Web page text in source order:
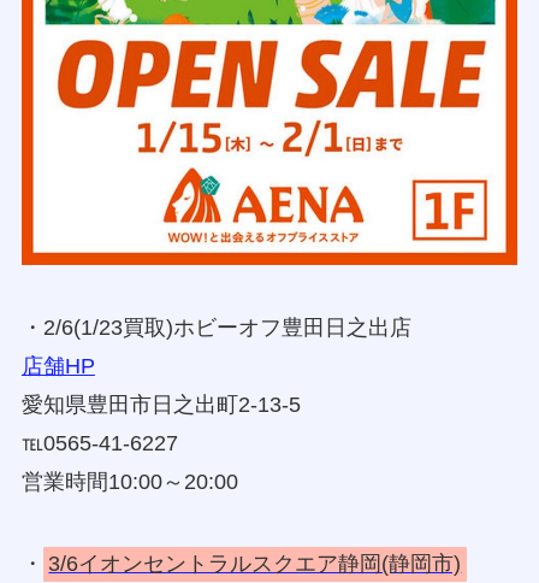
・2/6(1/23買取)ホビーオフ豊田日之出店
店舗HP
愛知県豊田市日之出町2-13-5
℡0565-41-6227
営業時間10:00～20:00
・ 3/6イオンセントラルスクエア静岡(静岡市)